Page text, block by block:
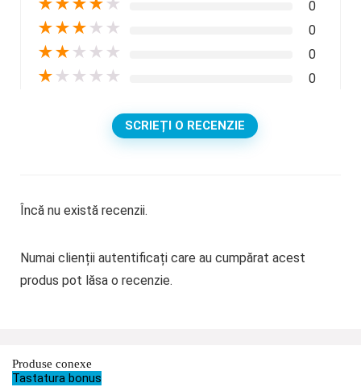
0
★★★ ★ ★ 0
★★ ★ ★ ★ 0
★ ★ ★ ★ ★ 0
SCRIEȚI O RECENZIE
Încă nu există recenzii.
Numai clienții autentificați care au cumpărat acest
produs pot lăsa o recenzie.
Produse conexe
Tastatura bonus